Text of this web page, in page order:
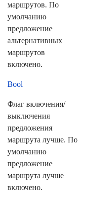
маршрутов. По
умолчанию
предложение
альтернативных
маршрутов
включено.
Bool
Флаг включения/
выключения
предложения
маршрута лучше. По
умолчанию
предложение
маршрута лучше
включено.